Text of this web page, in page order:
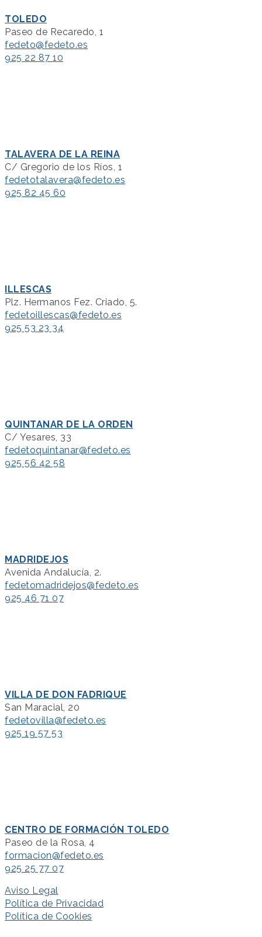
TOLEDO
Paseo de Recaredo, 1
fedeto@fedeto.es
925 22 87 10
TALAVERA DE LA REINA
C/ Gregorio de los Ríos, 1
fedetotalavera@fedeto.es
925 82 45 60
ILLESCAS
Plz. Hermanos Fez. Criado, 5.
fedetoillescas@fedeto.es
925 53 23 34
QUINTANAR DE LA ORDEN
C/ Yesares, 33
fedetoquintanar@fedeto.es
925 56 42 58
MADRIDEJOS
Avenida Andalucía, 2.
fedetomadridejos@fedeto.es
925 46 71 07
VILLA DE DON FADRIQUE
San Maracial, 20
fedetovilla@fedeto.es
925 19 57 53
CENTRO DE FORMACIÓN TOLEDO
Paseo de la Rosa, 4
formacion@fedeto.es
925 25 77 07
Aviso Legal
Política de Privacidad
Política de Cookies